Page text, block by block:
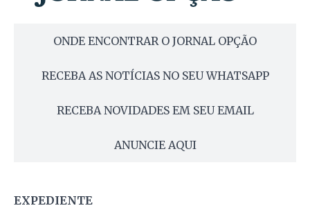
ONDE ENCONTRAR O JORNAL OPÇÃO
RECEBA AS NOTÍCIAS NO SEU WHATSAPP
RECEBA NOVIDADES EM SEU EMAIL
ANUNCIE AQUI
EXPEDIENTE